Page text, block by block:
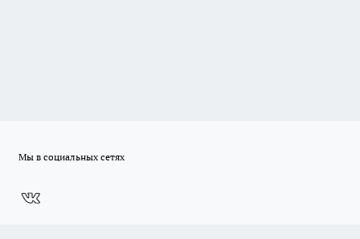
Мы в социальных сетях